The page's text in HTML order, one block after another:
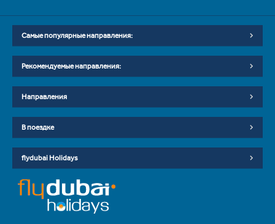
Самые популярные направления:
Рекомендуемые направления:
Направления
В поездке
flydubai Holidays